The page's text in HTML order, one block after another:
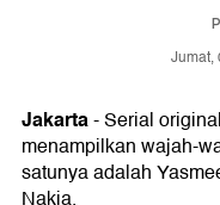
Jumat,
Jakarta- Serial
menampilkan wajah-
satunya adalah